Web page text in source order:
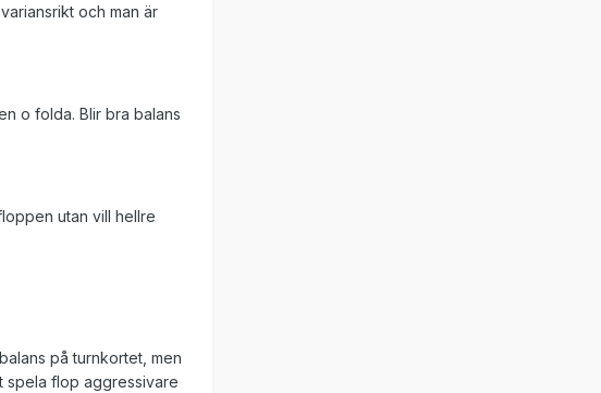
och man är
o folda. Blir bra balans
utan vill hellre
på turnkortet, men
spela flop aggressivare